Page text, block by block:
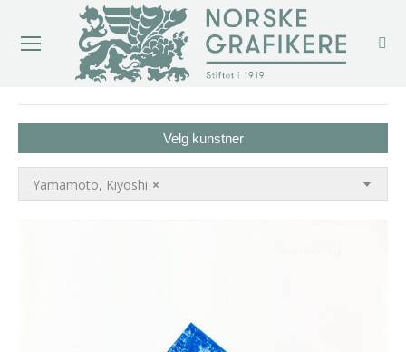
Velg kunstner
×
Yamamoto, Kiyoshi